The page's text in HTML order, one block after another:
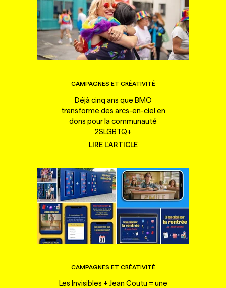
CAMPAGNES ET CRÉATIVITÉ
Déjà cinq ans que BMO
transforme des arcs-en-ciel en
dons pour la communauté
2SLGBTQ+
LIRE L'ARTICLE
CAMPAGNES ET CRÉATIVITÉ
Les Invisibles + Jean Coutu = une